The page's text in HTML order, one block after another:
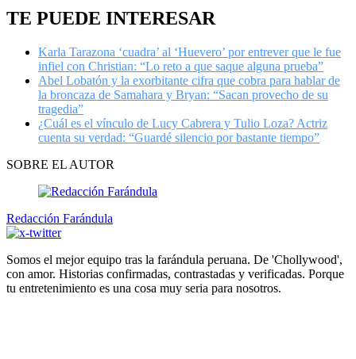
TE PUEDE INTERESAR
Karla Tarazona ‘cuadra’ al ‘Huevero’ por entrever que le fue
infiel con Christian: “Lo reto a que saque alguna prueba”
Abel Lobatón y la exorbitante cifra que cobra para hablar de
la broncaza de Samahara y Bryan: “Sacan provecho de su
tragedia”
¿Cuál es el vínculo de Lucy Cabrera y Tulio Loza? Actriz
cuenta su verdad: “Guardé silencio por bastante tiempo”
SOBRE EL AUTOR
Redacción Farándula
Somos el mejor equipo tras la farándula peruana. De 'Chollywood',
con amor. Historias confirmadas, contrastadas y verificadas. Porque
tu entretenimiento es una cosa muy seria para nosotros.